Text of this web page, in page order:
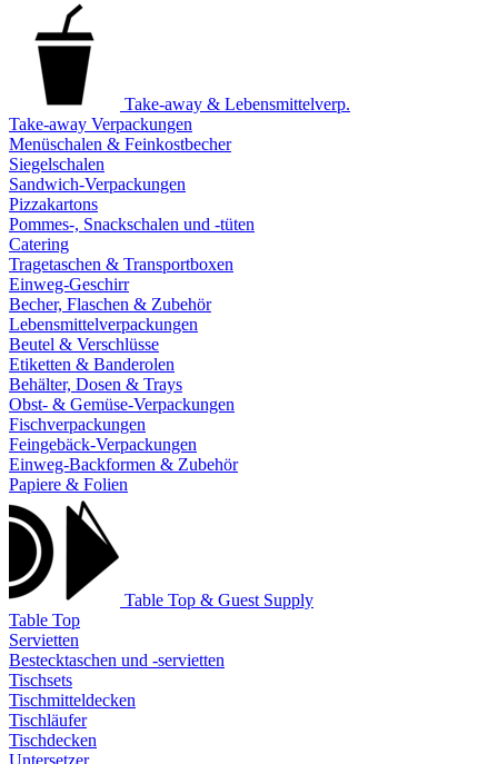
Take-away & Lebensmittelverp.
Take-away Verpackungen
Menüschalen & Feinkostbecher
Siegelschalen
Sandwich-Verpackungen
Pizzakartons
Pommes-, Snackschalen und -tüten
Catering
Tragetaschen & Transportboxen
Einweg-Geschirr
Becher, Flaschen & Zubehör
Lebensmittelverpackungen
Beutel & Verschlüsse
Etiketten & Banderolen
Behälter, Dosen & Trays
Obst- & Gemüse-Verpackungen
Fischverpackungen
Feingebäck-Verpackungen
Einweg-Backformen & Zubehör
Papiere & Folien
Table Top & Guest Supply
Table Top
Servietten
Bestecktaschen und -servietten
Tischsets
Tischmitteldecken
Tischläufer
Tischdecken